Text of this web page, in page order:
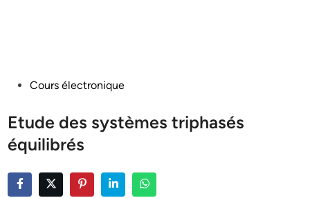
PostedCours électronique
Etude des systèmes triphasés
équilibrés